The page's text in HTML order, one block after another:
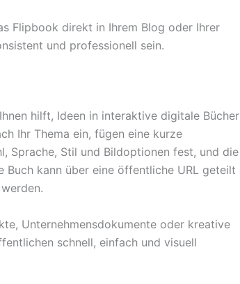
Flipbook direkt in Ihrem Blog oder Ihrer
und professionell sein.
hilft, Ideen in interaktive digitale Bücher
Ihr Thema ein, fügen eine kurze
Sprache, Stil und Bildoptionen fest, und die
kann über eine öffentliche URL geteilt
Unternehmensdokumente oder kreative
schnell, einfach und visuell